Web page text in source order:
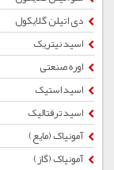
دی اتیلن گلایکول
اسید نیتریک
اوره صنعتی
اسید استیک
اسید ترفتالیک
آمونیاک (مایع)
آمونیاک (گاز)